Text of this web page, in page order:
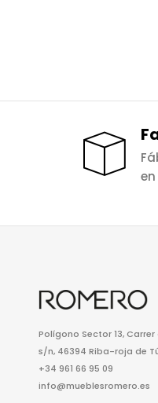
Polígono Sector 13,
s/n, 46394 Riba-roja de
+34 961 66 95 09
info@mueblesromero.es